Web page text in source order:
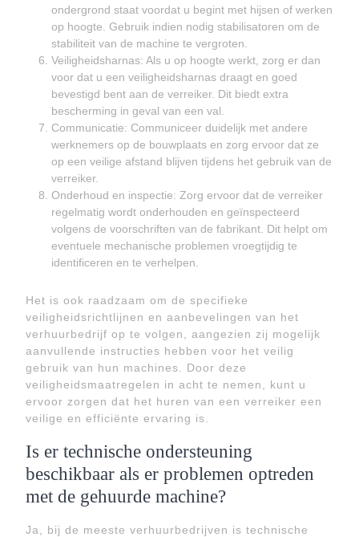
ondergrond staat voordat u begint met hijsen of werken
op hoogte. Gebruik indien nodig stabilisatoren om de
stabiliteit van de machine te vergroten.
Veiligheidsharnas: Als u op hoogte werkt, zorg er dan
voor dat u een veiligheidsharnas draagt en goed
bevestigd bent aan de verreiker. Dit biedt extra
bescherming in geval van een val.
Communicatie: Communiceer duidelijk met andere
werknemers op de bouwplaats en zorg ervoor dat ze
op een veilige afstand blijven tijdens het gebruik van de
verreiker.
Onderhoud en inspectie: Zorg ervoor dat de verreiker
regelmatig wordt onderhouden en geïnspecteerd
volgens de voorschriften van de fabrikant. Dit helpt om
eventuele mechanische problemen vroegtijdig te
identificeren en te verhelpen.
Het is ook raadzaam om de specifieke
veiligheidsrichtlijnen en aanbevelingen van het
verhuurbedrijf op te volgen, aangezien zij mogelijk
aanvullende instructies hebben voor het veilig
gebruik van hun machines. Door deze
veiligheidsmaatregelen in acht te nemen, kunt u
ervoor zorgen dat het huren van een verreiker een
veilige en efficiënte ervaring is.
Is er technische ondersteuning
beschikbaar als er problemen optreden
met de gehuurde machine?
Ja, bij de meeste verhuurbedrijven is technische